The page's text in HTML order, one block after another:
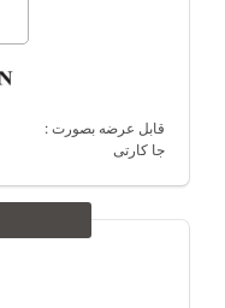
قابل عرضه بصورت :
جا کارتی